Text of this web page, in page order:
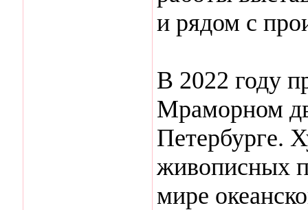
и рядом с
В 2022 году
Мраморном
Петербурге.
живописных
мире